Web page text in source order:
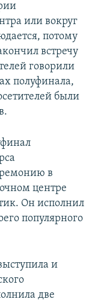
или вокруг
потому
встречу
говорили
полуфинала,
были
в
центре
Он исполнил
популярного
и
две